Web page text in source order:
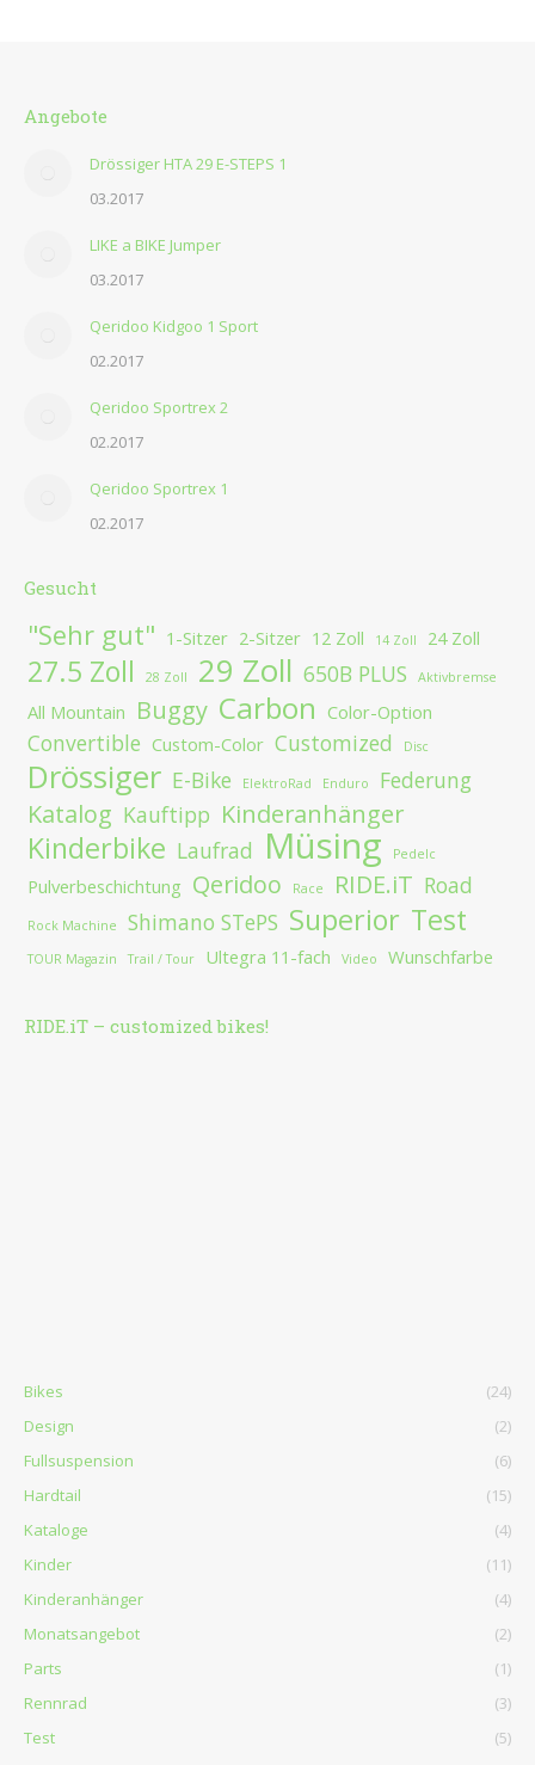
Angebote
Drössiger HTA 29 E-STEPS 1
03.2017
LIKE a BIKE Jumper
03.2017
Qeridoo Kidgoo 1 Sport
02.2017
Qeridoo Sportrex 2
02.2017
Qeridoo Sportrex 1
02.2017
Gesucht
"Sehr gut" 1-Sitzer 2-Sitzer 12 Zoll 14 Zoll 24 Zoll
27.5 Zoll 28 Zoll 29 Zoll 650B PLUS Aktivbremse
All Mountain Buggy Carbon Color-Option
Convertible Custom-Color Customized Disc
Drössiger E-Bike ElektroRad Enduro Federung
Katalog Kauftipp Kinderanhänger
Kinderbike Laufrad Müsing Pedelc
Pulverbeschichtung Qeridoo Race RIDE.iT Road
Rock Machine Shimano STePS Superior Test
TOUR Magazin Trail / Tour Ultegra 11-fach Video Wunschfarbe
RIDE.iT – customized bikes!
Bikes
(24)
Design
(2)
Fullsuspension
(6)
Hardtail
(15)
Kataloge
(4)
Kinder
(11)
Kinderanhänger
(4)
Monatsangebot
(2)
Parts
(1)
Rennrad
(3)
Test
(5)